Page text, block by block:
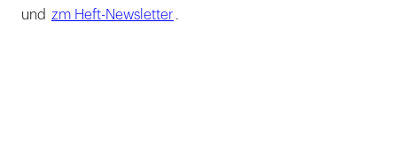
und zm Heft-Newsletter .